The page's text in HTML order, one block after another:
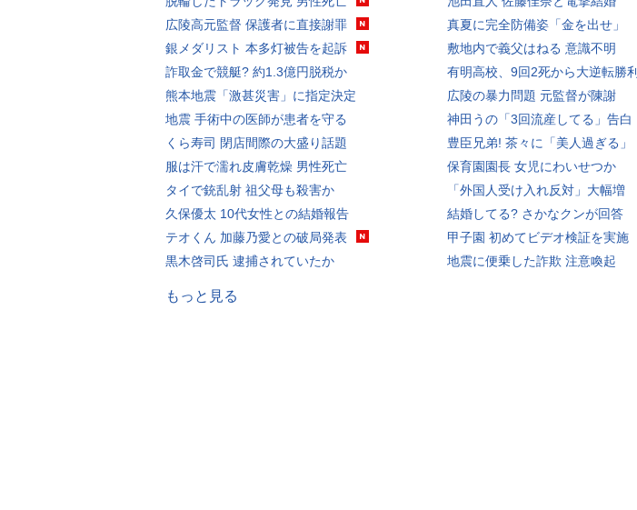
広陵高元監督 保護者に直接謝罪
銀メダリスト 本多灯被告を起訴
詐取金で競艇? 約1.3億円脱税か
熊本地震「激甚災害」に指定決定
地震 手術中の医師が患者を守る
くら寿司 閉店間際の大盛り話題
服は汗で濡れ皮膚乾燥 男性死亡
タイで銃乱射 祖父母も殺害か
久保優太 10代女性との結婚報告
テオくん 加藤乃愛との破局発表
黒木啓司氏 逮捕されていたか
真夏に完全防備姿「金を出せ」
敷地内で義父はねる 意識不明
有明高校、9回2死から大逆転勝利
広陵の暴力問題 元監督が陳謝
神田うの「3回流産してる」告白
豊臣兄弟! 茶々に「美人過ぎる」
保育園園長 女児にわいせつか
「外国人受け入れ反対」大幅増
結婚してる? さかなクンが回答
甲子園 初めてビデオ検証を実施
地震に便乗した詐欺 注意喚起
もっと見る